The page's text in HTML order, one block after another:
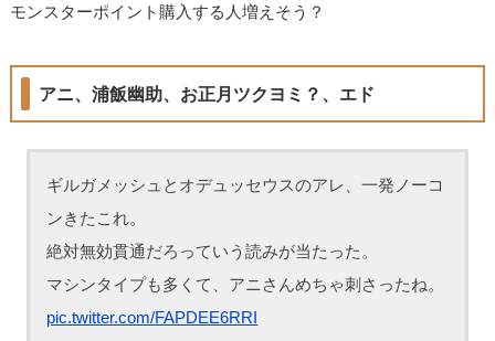
モンスターポイント購入する人増えそう？
アニ、浦飯幽助、お正月ツクヨミ？、エド
ギルガメッシュとオデュッセウスのアレ、一発ノーコ
ンきたこれ。
絶対無効貫通だろっていう読みが当たった。
マシンタイプも多くて、アニさんめちゃ刺さったね。
pic.twitter.com/FAPDEE6RRI